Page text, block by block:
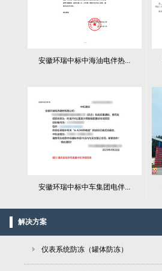
安徽环瑞中标中海油电伴热...
安徽环瑞中标中车集团电伴...
解决方案
仪表系统防冻（罐体防冻）